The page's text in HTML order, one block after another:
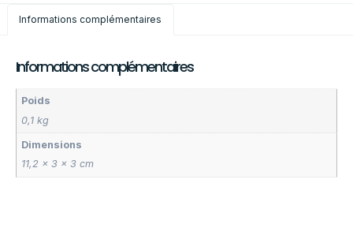
Informations complémentaires
Informations complémentaires
Poids
0,1 kg
Dimensions
11,2 × 3 × 3 cm